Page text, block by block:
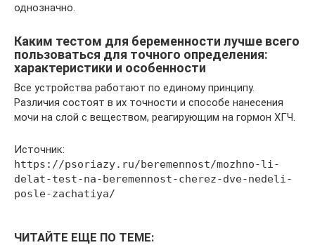
однозначно.
Каким тестом для беременности лучше всего
пользоваться для точного определения:
характеристики и особенности
Все устройства работают по единому принципу.
Различия состоят в их точности и способе нанесения
мочи на слой с веществом, реагирующим на гормон ХГЧ.
Источник:
https://psoriazy.ru/beremennost/mozhno-li-
delat-test-na-beremennost-cherez-dve-nedeli-
posle-zachatiya/
ЧИТАЙТЕ ЕЩЕ ПО ТЕМЕ: